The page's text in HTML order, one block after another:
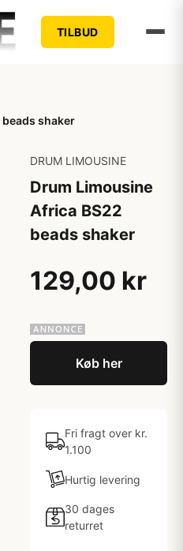
TILBUD
shaker
DRUM LIMOUSINE
Drum Limousine
Africa BS22
beads shaker
129,00 kr
Køb her
Fri fragt over kr.
1.100
Hurtig levering
30 dages
returret